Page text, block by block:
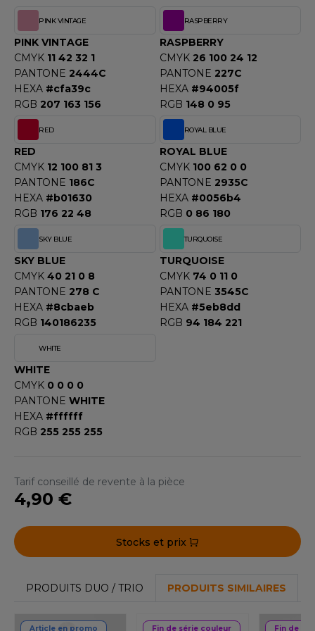
CLOTHING
DENIM
ONE TOWELLING
MILL
PINK VINTAGE
PINK VINTAGE
CMYK 11 42 32 1
PANTONE 2444C
HEXA #cfa39c
RGB 207 163 156
RASPBERRY
RASPBERRY
CMYK 26 100 24 12
PANTONE 227C
HEXA #94005f
RGB 148 0 95
RED
RED
CMYK 12 100 81 3
PANTONE 186C
HEXA #b01630
RGB 176 22 48
ROYAL BLUE
ROYAL BLUE
CMYK 100 62 0 0
PANTONE 2935C
HEXA #0056b4
RGB 0 86 180
SKY BLUE
SKY BLUE
CMYK 40 21 0 8
PANTONE 278 C
HEXA #8cbaeb
RGB 140186235
TURQUOISE
TURQUOISE
CMYK 74 0 11 0
PANTONE 3545C
HEXA #5eb8dd
RGB 94 184 221
WHITE
WHITE
CMYK 0 0 0 0
PANTONE WHITE
HEXA #ffffff
RGB 255 255 255
Tarif conseillé de revente à la pièce
4,90 €
Stocks et prix
PRODUITS DUO / TRIO PRODUITS SIMILAIRES
Article en promo Fin de série couleur Fin de